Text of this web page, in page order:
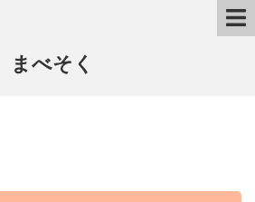
まべそく